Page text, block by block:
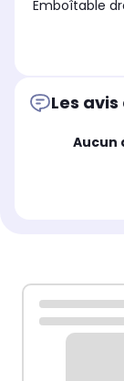
Emboîtable
Les
Aucun